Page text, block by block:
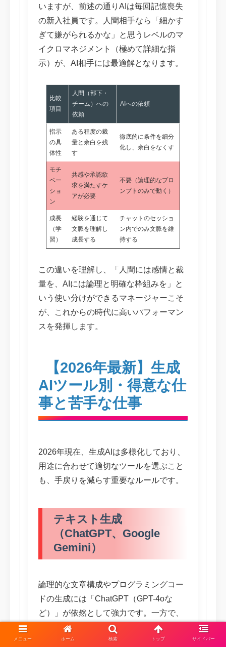
いますが、前述の通りAIは毎回記憶喪失
の新入社員です。人間相手なら「細かす
ぎて嫌がられるかな」と思うレベルのマ
イクロマネジメント（極めて詳細な指
示）が、AI相手には最適解となります。
比較
項目
人間（部下・
チーム）への
依頼
AIへの依頼
指示
の具
体性
ある程度の裁
量と余白を残
す
徹底的に条件を細分
化し、余白をなくす
モチ
ベー
ショ
ン
共感や承認欲
求を満たすケ
アが必要
不要（論理的なプロ
ンプトのみで動く）
成長
（学
習）
経験を通じて
文脈を理解し
成長する
チャットのセッショ
ン内でのみ文脈を維
持する
この違いを理解し、「人間には感情と裁
量を、AIには論理と明確な枠組みを」と
いう使い分けができるマネージャーこそ
が、これからの時代に高いパフォーマン
スを発揮します。
【2026年最新】生成
AIツール別・得意な仕
事と苦手な仕事
2026年現在、生成AIは多様化しており、
用途に合わせて適切なツールを選ぶこと
も、手戻りを減らす重要なルールです。
テキスト生成
（ChatGPT、Google
Gemini）
論理的な文章構成やプログラミングコー
ドの生成には「ChatGPT（GPT-4oな
ど）」が依然として強力です。一方で、
Google Workspaceとの連携や、最新のウ
ェブ情報を加味したリアルタイムな検
メニュー ホーム 検索 トップ サイドバー